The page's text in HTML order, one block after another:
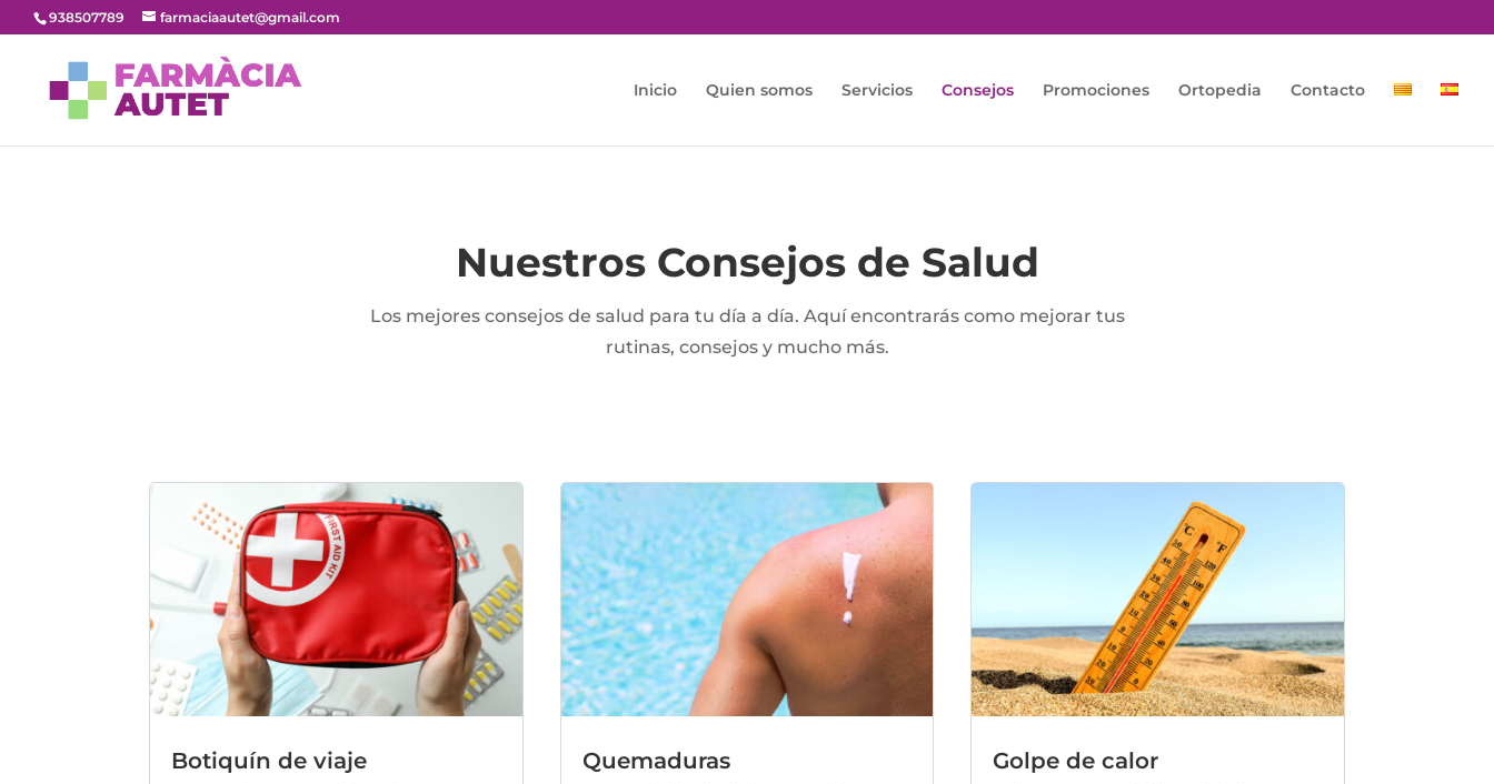
938507789 farmaciaautet@gmail.com
Inicio Quien somos Servicios Consejos Promociones Ortopedia Contacto
Nuestros Consejos de Salud
Los mejores consejos de salud para tu día a día. Aquí encontrarás como mejorar tus
rutinas, consejos y mucho más.
Botiquín de viaje Quemaduras Golpe de calor